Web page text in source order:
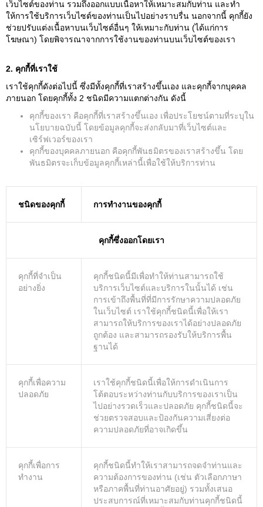
เว็บไซต์ของท่าน รวมถึงออกแบบเนื้อหาให้เหมาะสมกับท่าน และทํา
ให้การใช้บริการเว็บไซต์ของท่านเป็นไปอย่างราบรื่น นอกจากนี้ คุกกี้ยัง
ช่วยปรับแต่งเนื้อหาบนเว็บไซต์อื่นๆ ให้เหมาะกับท่าน (ได้แก่การ
โฆษณา) โดยพิจารณาจากการใช้งานของท่านบนเว็บไซต์ของเรา
2. คุกกี้ที่เราใช้
เราใช้คุกกี้ดังต่อไปนี้ ซึ่งมีทั้งคุกกี้ที่เราสร้างขึ้นเอง และคุกกี้จากบุคคล
ภายนอก โดยคุกกี้ทั้ง 2 ชนิดมีความแตกต่างกัน ดังนี้
คุกกี้ของเรา คือคุกกี้ที่เราสร้างขึ้นเอง เพื่อประโยชน์ตามที่ระบุใน
นโยบายฉบับนี้ โดยข้อมูลคุกกี้จะส่งกลับมาที่เว็บไซต์และ
เซิร์ฟเวอร์ของเรา
คุกกี้ของบุคคลภายนอก คือคุกกี้พันธมิตรของเราสร้างขึ้น โดย
พันธมิตรจะเก็บข้อมูลคุกกี้เหล่านี้เพื่อใช้ให้บริการท่าน
ชนิดของคุกกี้ การทำงานของคุกกี้
คุกกี้ซึ่งออกโดยเรา
คุกกี้ที่จำเป็น
อย่างยิ่ง
คุกกี้ชนิดนี้มีเพื่อทําให้ท่านสามารถใช้
บริการเว็บไซต์และบริการในนั้นได้ เช่น
การเข้าถึงพื้นที่ที่มีการรักษาความปลอดภัย
ในเว็บไซต์ เราใช้คุกกี้ชนิดนี้เพื่อให้เรา
สามารถให้บริการของเราได้อย่างปลอดภัย
ถูกต้อง และสามารถรองรับให้บริการพื้น
ฐานได้
คุกกี้เพื่อความ
ปลอดภัย
เราใช้คุกกี้ชนิดนี้เพื่อให้การดําเนินการ
โต้ตอบระหว่างท่านกับบริการของเราเป็น
ไปอย่างรวดเร็วและปลอดภัย คุกกี้ชนิดนี้จะ
ช่วยตรวจสอบและป้องกันความเสี่ยงต่อ
ความปลอดภัยที่อาจเกิดขึ้น
คุกกี้เพื่อการ
ทำงาน
คุกกี้ชนิดนี้ทําให้เราสามารถจดจําท่านและ
ความต้องการของท่าน (เช่น ตัวเลือกภาษา
หรือภาคพื้นที่ท่านอาศัยอยู่) รวมทั้งเสนอ
ประสบการณ์ที่เหมาะสมกับท่านคุกกี้ชนิดนี้